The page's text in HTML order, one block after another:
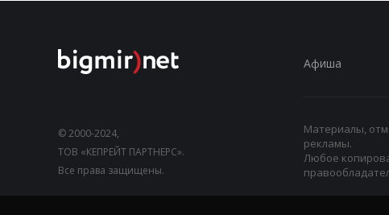
© 2000-2024,
ТОВ «КЕПРЕЙТ ПАРТНЕРС».
Все права защищены.
Афиша
Материалы,
рекламы.
Любое